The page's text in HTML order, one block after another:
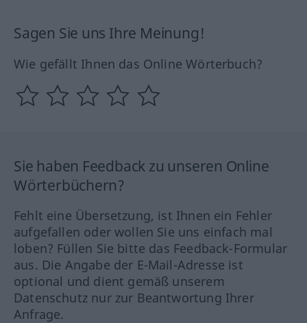
Sagen Sie uns Ihre Meinung!
Wie gefällt Ihnen das Online Wörterbuch?
Sie haben Feedback zu unseren Online
Wörterbüchern?
Fehlt eine Übersetzung, ist Ihnen ein Fehler
aufgefallen oder wollen Sie uns einfach mal
loben? Füllen Sie bitte das Feedback-Formular
aus. Die Angabe der E-Mail-Adresse ist
optional und dient gemäß unserem
Datenschutz nur zur Beantwortung Ihrer
Anfrage.